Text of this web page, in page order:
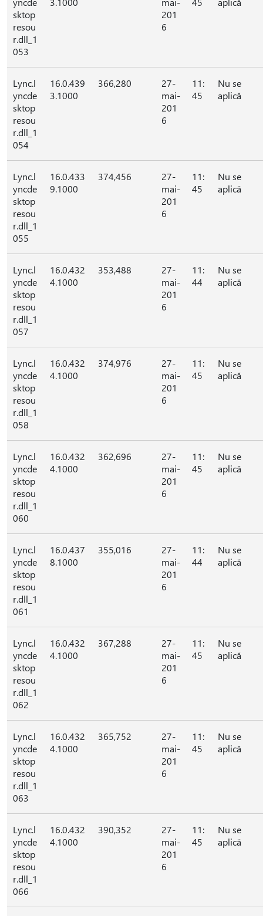
sktop
resou
r.dll_1
053
201
6
Lync.l
yncde
sktop
resou
r.dll_1
054
16.0.439
3.1000
366,280
27-
mai-
201
6
11:
45
Nu se
aplică
Lync.l
yncde
sktop
resou
r.dll_1
055
16.0.433
9.1000
374,456
27-
mai-
201
6
11:
45
Nu se
aplică
Lync.l
yncde
sktop
resou
r.dll_1
057
16.0.432
4.1000
353,488
27-
mai-
201
6
11:
44
Nu se
aplică
Lync.l
yncde
sktop
resou
r.dll_1
058
16.0.432
4.1000
374,976
27-
mai-
201
6
11:
45
Nu se
aplică
Lync.l
yncde
sktop
resou
r.dll_1
060
16.0.432
4.1000
362,696
27-
mai-
201
6
11:
45
Nu se
aplică
Lync.l
yncde
sktop
resou
r.dll_1
061
16.0.437
8.1000
355,016
27-
mai-
201
6
11:
44
Nu se
aplică
Lync.l
yncde
sktop
resou
r.dll_1
062
16.0.432
4.1000
367,288
27-
mai-
201
6
11:
45
Nu se
aplică
Lync.l
yncde
sktop
resou
r.dll_1
063
16.0.432
4.1000
365,752
27-
mai-
201
6
11:
45
Nu se
aplică
Lync.l
yncde
sktop
resou
r.dll_1
066
16.0.432
4.1000
390,352
27-
mai-
201
6
11:
45
Nu se
aplică